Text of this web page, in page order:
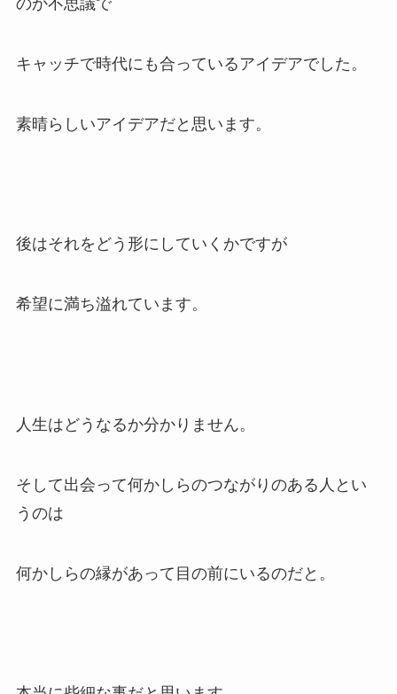
のか不思議で
キャッチで時代にも合っているアイデアでした。
素晴らしいアイデアだと思います。
後はそれをどう形にしていくかですが
希望に満ち溢れています。
人生はどうなるか分かりません。
そして出会って何かしらのつながりのある人とい
うのは
何かしらの縁があって目の前にいるのだと。